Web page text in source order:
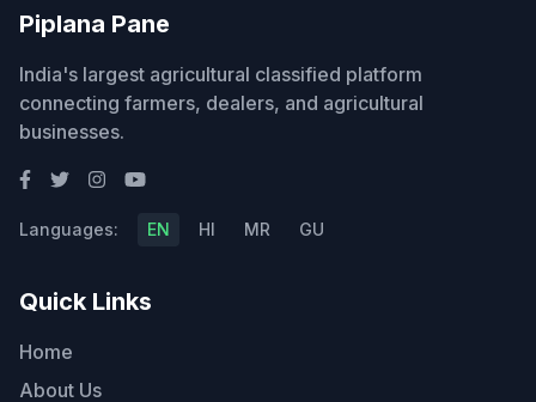
Piplana Pane
India's largest agricultural classified platform
connecting farmers, dealers, and agricultural
businesses.
Languages: EN HI MR GU
Quick Links
Home
About Us